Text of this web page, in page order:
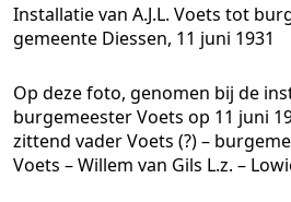
Installatie van A.J.L. Voets tot
gemeente Diessen, 11 juni 1931
Op deze foto, genomen bij de
burgemeester Voets op 11 juni
zittend vader Voets (?) –
Voets – Willem van Gils L.z. –